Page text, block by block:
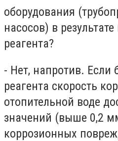
оборудования
насосов) в
реагента?
- Нет, напротив. Если
реагента скорость
отопительной воде
значений (выше 0,2
коррозионных